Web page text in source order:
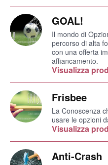
GOAL!
Il mondo di
percorso di alta
con una offerta
affiancamento.
Visualizza
Frisbee
La Conoscenza
usare le opzioni
Visualizza
Anti-Crash